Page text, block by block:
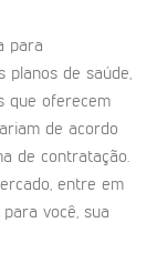
para
planos de saúde,
que oferecem
de acordo
de contratação.
entre em
você, sua